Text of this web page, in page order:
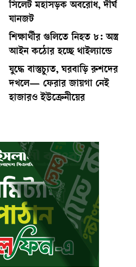
সিলেট মহাসড়ক অবরোধ, দীর্ঘ
যানজট
শিক্ষার্থীর গুলিতে নিহত ৮: অস্ত্র
আইন কঠোর হচ্ছে থাইল্যান্ডে
যুদ্ধে বাস্তুচ্যুত, ঘরবাড়ি রুশদের
দখলে— ফেরার জায়গা নেই
হাজারও ইউক্রেনীয়ের